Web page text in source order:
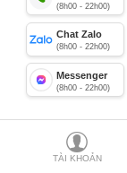
TÀI KHOẢN
(8h00 - 22h00)
Chat Zalo
(8h00 - 22h00)
Messenger
(8h00 - 22h00)